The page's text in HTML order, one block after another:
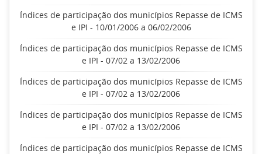
Índices de participação dos municípios Repasse de ICMS
e IPI - 10/01/2006 a 06/02/2006
Índices de participação dos municípios Repasse de ICMS
e IPI - 07/02 a 13/02/2006
Índices de participação dos municípios Repasse de ICMS
e IPI - 07/02 a 13/02/2006
Índices de participação dos municípios Repasse de ICMS
e IPI - 07/02 a 13/02/2006
Índices de participação dos municípios Repasse de ICMS